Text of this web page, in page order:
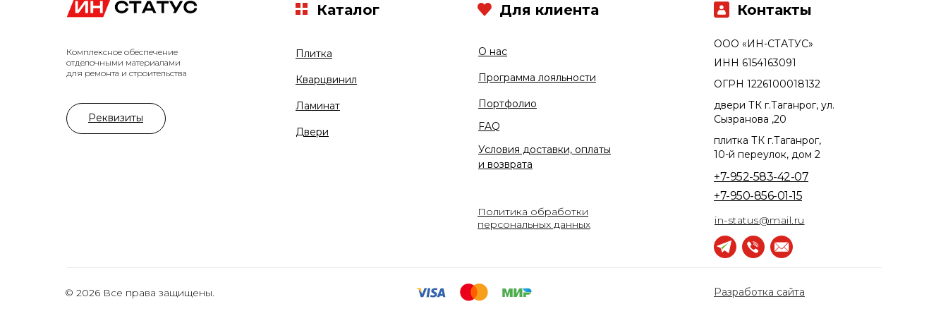
© 2026 Все права защищены.
Политика обработки
персональных данных
Комплексное обеспечение
отделочными материалами
для ремонта и строительства
Плитка
Кварцвинил
+7-950-856-01-15
+7-952-583-42-07
О нас
Ламинат
Программа лояльности
Двери
Портфолио
ООО «ИН-СТАТУС»
плитка ТК г.Таганрог,
10-й переулок, дом 2
двери ТК г.Таганрог, ул.
Сызранова ,20
ОГРН 1226100018132
ИНН 6154163091
Разработка сайта
Условия доставки, оплаты
и возврата
FAQ
Каталог
in-status@mail.ru
Контакты
Для клиента
Реквизиты